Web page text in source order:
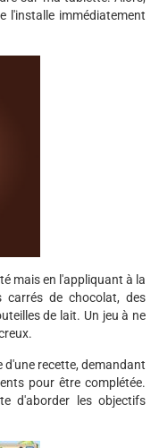
l'installe immédiatement
mais en l'appliquant à la
carrés de chocolat, des
de lait. Un jeu à ne
d'une recette, demandant
pour être complétée.
d'aborder les objectifs